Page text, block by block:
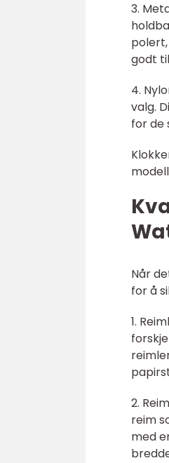
3.
godt
4.
valg.
for de
Når
for å
1.
2.
reim
med